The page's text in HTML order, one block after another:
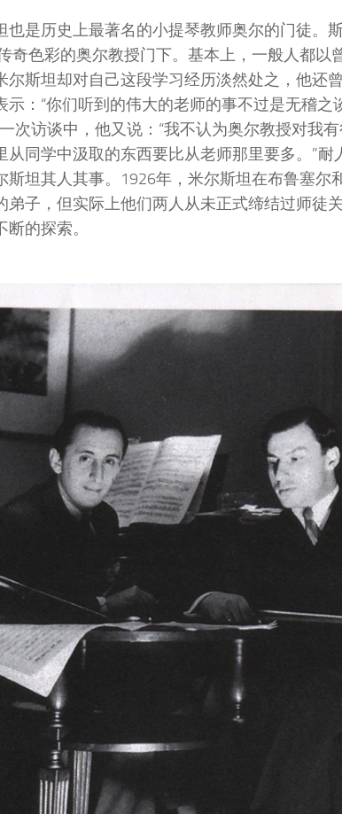
是历史上最著名的小提琴教师奥尔的门徒。
奇色彩的奥尔教授门下。基本上，一般人都以
斯坦却对自己这段学习经历淡然处之，他还
：“你们听到的伟大的老师的事不过是无稽
次访谈中，他又说：“我不认为奥尔教授对我
同学中汲取的东西要比从老师那里要多。”耐
坦其人其事。1926年，米尔斯坦在布鲁塞尔
子，但实际上他们两人从未正式缔结过师徒
的探索。